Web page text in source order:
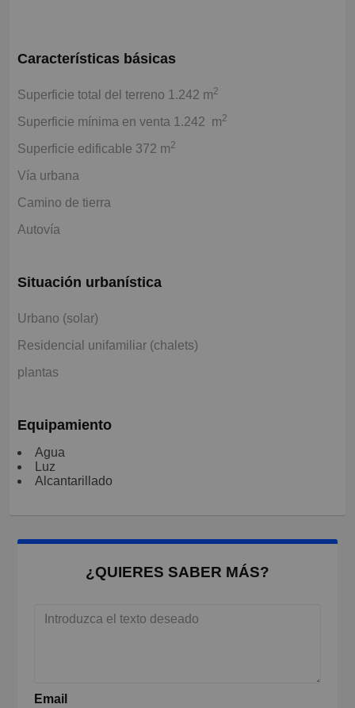
Características básicas
Superficie total del terreno 1.242 m2
Superficie mínima en venta 1.242 m2
Superficie edificable 372 m2
Vía urbana
Camino de tierra
Autovía
Situación urbanística
Urbano (solar)
Residencial unifamiliar (chalets)
plantas
Equipamiento
Agua
Luz
Alcantarillado
¿QUIERES SABER MÁS?
Email